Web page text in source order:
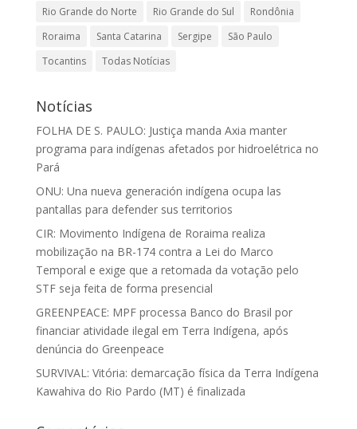
Rio Grande do Norte
Rio Grande do Sul
Rondônia
Roraima
Santa Catarina Sergipe
São Paulo
Tocantins
Todas Notícias
Notícias
FOLHA DE S. PAULO: Justiça manda Axia manter
programa para indígenas afetados por hidroelétrica no
Pará
ONU: Una nueva generación indígena ocupa las
pantallas para defender sus territorios
CIR: Movimento Indígena de Roraima realiza
mobilização na BR-174 contra a Lei do Marco
Temporal e exige que a retomada da votação pelo
STF seja feita de forma presencial
GREENPEACE: MPF processa Banco do Brasil por
financiar atividade ilegal em Terra Indígena, após
denúncia do Greenpeace
SURVIVAL: Vitória: demarcação física da Terra Indígena
Kawahiva do Rio Pardo (MT) é finalizada